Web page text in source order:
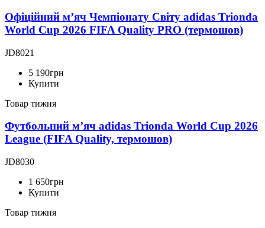
Офіційний мʼяч Чемпіонату Світу adidas Trionda
World Cup 2026 FIFA Quality PRO (термошов)
JD8021
5 190грн
Купити
Товар тижня
Футбольний м’яч adidas Trionda World Cup 2026
League (FIFA Quality, термошов)
JD8030
1 650грн
Купити
Товар тижня